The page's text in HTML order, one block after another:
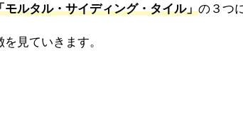
モルタル・サイディング・タイル」の３つ
見ていきます。